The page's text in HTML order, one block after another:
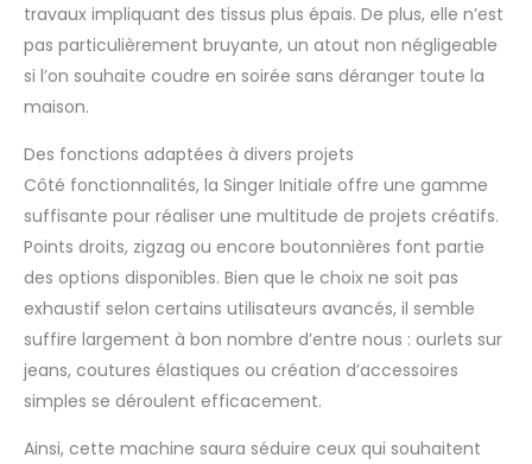
travaux impliquant des tissus plus épais. De plus, elle n’est
pas particulièrement bruyante, un atout non négligeable
si l’on souhaite coudre en soirée sans déranger toute la
maison.
Des fonctions adaptées à divers projets
Côté fonctionnalités, la Singer Initiale offre une gamme
suffisante pour réaliser une multitude de projets créatifs.
Points droits, zigzag ou encore boutonnières font partie
des options disponibles. Bien que le choix ne soit pas
exhaustif selon certains utilisateurs avancés, il semble
suffire largement à bon nombre d’entre nous : ourlets sur
jeans, coutures élastiques ou création d’accessoires
simples se déroulent efficacement.
Ainsi, cette machine saura séduire ceux qui souhaitent